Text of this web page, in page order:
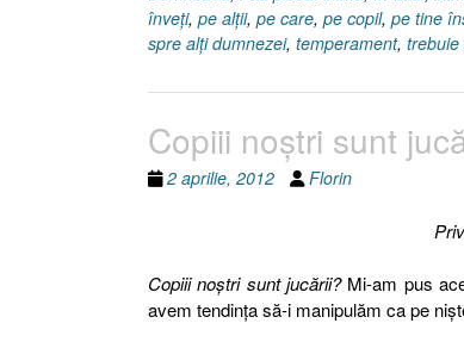
înveţi, pe alţii, pe care, pe copil, pe tine
spre alţi dumnezei, temperament,
Copiii noştri sunt
2 aprilie, 2012 Florin
Copiii noştri sunt jucării?Mi-am pus
avem tendinţa să-i manipulăm ca pe